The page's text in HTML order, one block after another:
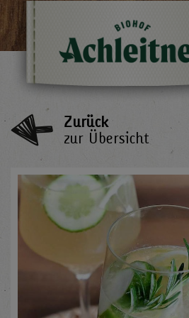
Zurück
zur Übersicht